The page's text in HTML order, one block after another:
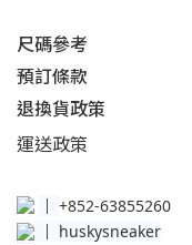
尺碼參考
預訂條款
退換貨政策​
運送政策​
│ +852-63855260
huskysneaker